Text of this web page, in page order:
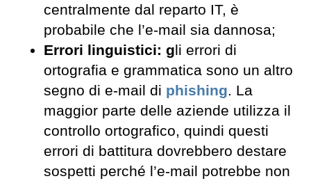
centralmente dal reparto IT, è
probabile che l’e-mail sia dannosa;
Errori linguistici: gli errori di
ortografia e grammatica sono un altro
segno di e-mail di phishing. La
maggior parte delle aziende utilizza il
controllo ortografico, quindi questi
errori di battitura dovrebbero destare
sospetti perché l’e-mail potrebbe non